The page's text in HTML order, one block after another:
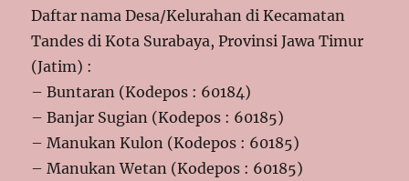
Daftar nama Desa/Kelurahan di Kecamatan
Tandes di Kota Surabaya, Provinsi Jawa Timur
(Jatim) :
– Buntaran (Kodepos : 60184)
– Banjar Sugian (Kodepos : 60185)
– Manukan Kulon (Kodepos : 60185)
– Manukan Wetan (Kodepos : 60185)